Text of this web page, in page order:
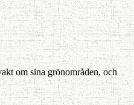
om sina grönområden, och